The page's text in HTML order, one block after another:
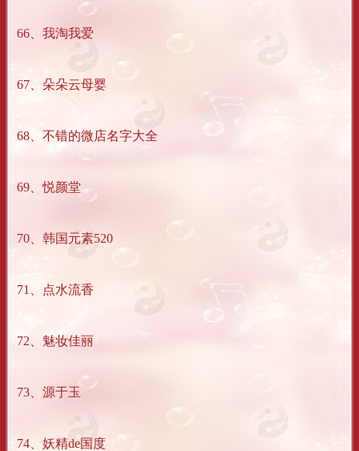
66、我淘我爱
67、朵朵云母婴
68、不错的微店名字大全
69、悦颜堂
70、韩国元素520
71、点水流香
72、魅妆佳丽
73、源于玉
74、妖精de国度